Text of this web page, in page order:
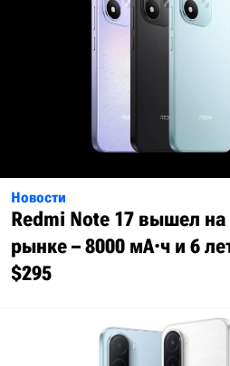
Новости
Redmi Note 17 вышел
рынке – 8000 мА·ч и 6
$295